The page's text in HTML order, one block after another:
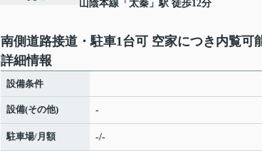
山陰本線 「 太秦 」駅 徒歩12分
南側道路接道・駐車1台可 空家につき内覧可
詳細情報
設備条件
設備(その他) -
駐車場/月額 -/-